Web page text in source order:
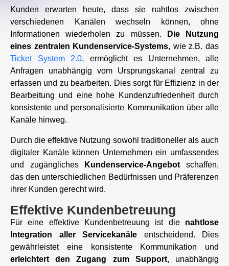
Kunden erwarten heute, dass sie nahtlos zwischen
verschiedenen Kanälen wechseln können, ohne
Informationen wiederholen zu müssen.
Die Nutzung
eines zentralen Kundenservice-Systems, wie z.B. das
Ticket System 2.0, ermöglicht es Unternehmen, alle
Anfragen unabhängig vom Ursprungskanal zentral zu
erfassen und zu bearbeiten. Dies sorgt für Effizienz in der
Bearbeitung und eine hohe Kundenzufriedenheit durch
konsistente und personalisierte Kommunikation über alle
Kanäle hinweg.
Durch die effektive Nutzung sowohl traditioneller als auch
digitaler Kanäle können Unternehmen ein umfassendes
und zugängliches
Kundenservice-Angebot schaffen,
das den unterschiedlichen Bedürfnissen und Präferenzen
ihrer Kunden gerecht wird.
Effektive Kundenbetreuung
Für eine effektive Kundenbetreuung ist die nahtlose
Integration aller Servicekanäle entscheidend. Dies
gewährleistet eine konsistente Kommunikation und
erleichtert den Zugang zum Support, unabhängig